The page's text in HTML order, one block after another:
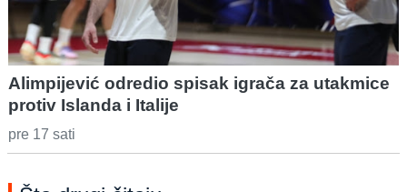
Alimpijević odredio spisak igrača za utakmice
protiv Islanda i Italije
pre 17 sati